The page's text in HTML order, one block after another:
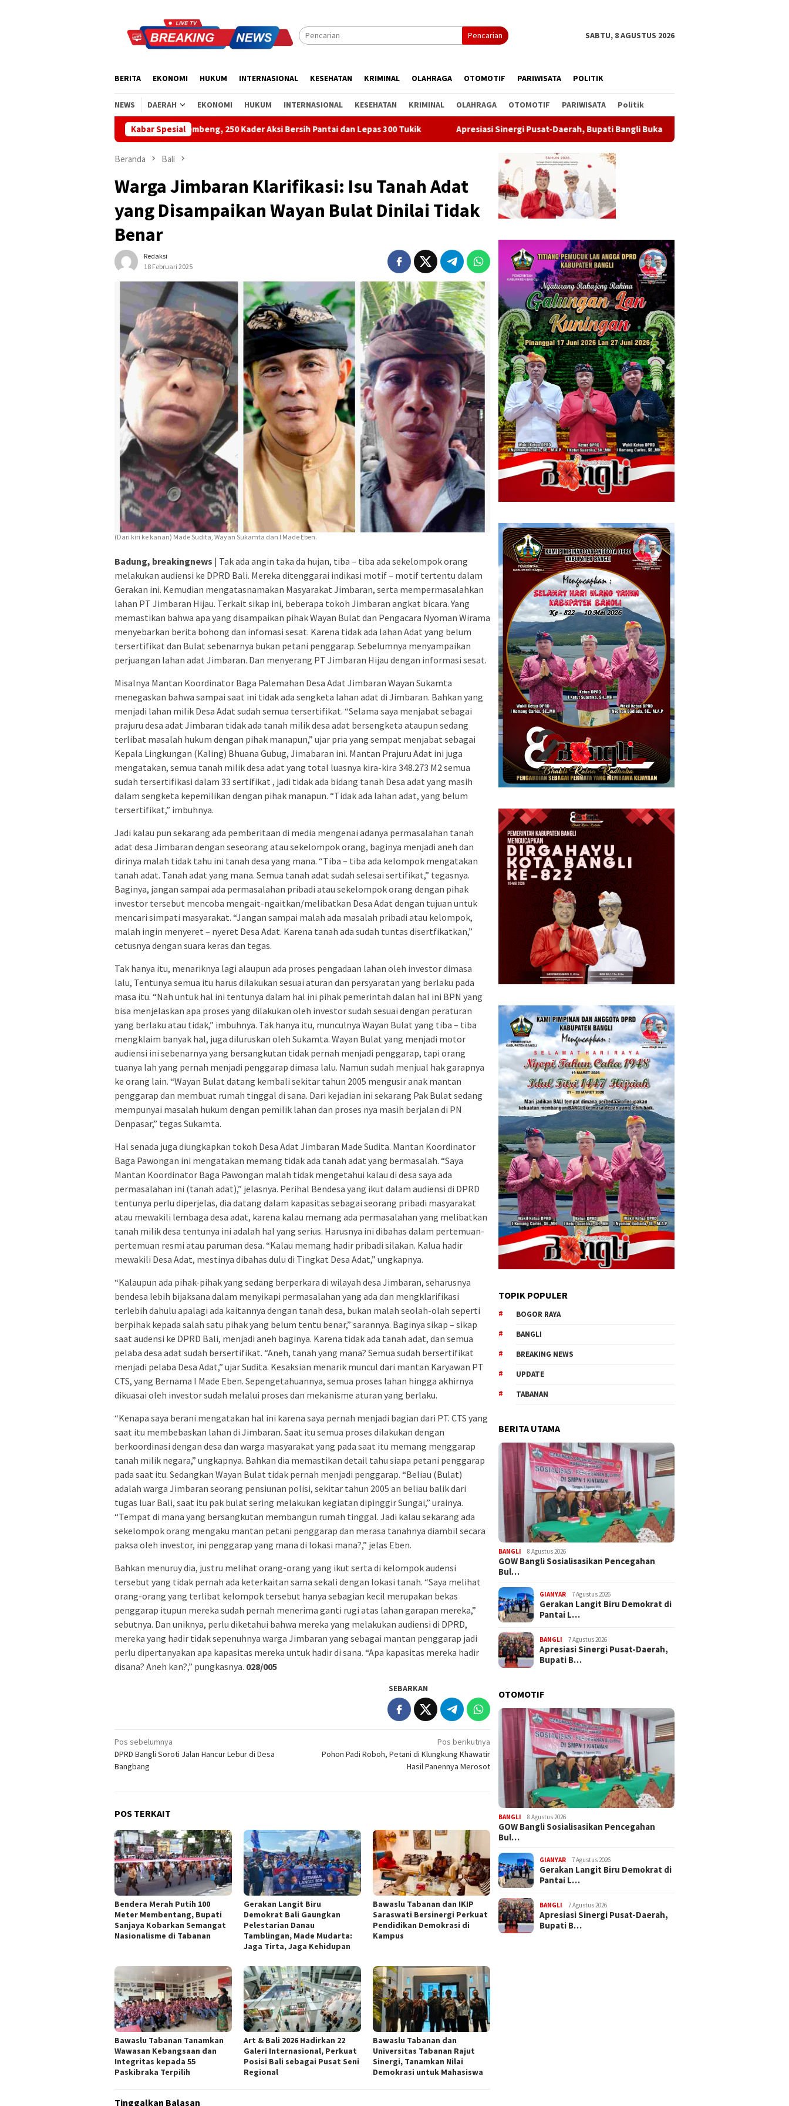
Pencarian SABTU, 8 AGUSTUS 2026
BERITA EKONOMI HUKUM INTERNASIONAL KESEHATAN KRIMINAL OLAHRAGA OTOMOTIF PARIWISATA POLITIK
NEWS DAERAH EKONOMI HUKUM INTERNASIONAL KESEHATAN KRIMINAL OLAHRAGA OTOMOTIF PARIWISATA Politik
Kabar Spesial
Demokrat di Pantai Lembeng, 250 Kader Aksi Bersih Pantai dan Lepas 300 Tukik Apresiasi Sinergi Pusat-Daerah, Bupati Bangli Buka Sosialisasi RUU Satu Data Indonesia
Beranda Bali
Warga Jimbaran Klarifikasi: Isu Tanah Adat
yang Disampaikan Wayan Bulat Dinilai Tidak
Benar
Redaksi
18 Februari 2025
(Dari kiri ke kanan) Made Sudita, Wayan Sukamta dan I Made Eben.
Badung, breakingnews | Tak ada angin taka da hujan, tiba – tiba ada sekelompok orang
melakukan audiensi ke DPRD Bali. Mereka ditenggarai indikasi motif – motif tertentu dalam
Gerakan ini. Kemudian mengatasnamakan Masyarakat Jimbaran, serta mempermasalahkan
lahan PT Jimbaran Hijau. Terkait sikap ini, beberapa tokoh Jimbaran angkat bicara. Yang
memastikan bahwa apa yang disampaikan pihak Wayan Bulat dan Pengacara Nyoman Wirama
menyebarkan berita bohong dan infomasi sesat. Karena tidak ada lahan Adat yang belum
tersertifikat dan Bulat sebenarnya bukan petani penggarap. Sebelumnya menyampaikan
perjuangan lahan adat Jimbaran. Dan menyerang PT Jimbaran Hijau dengan informasi sesat.
Misalnya Mantan Koordinator Baga Palemahan Desa Adat Jimbaran Wayan Sukamta
menegaskan bahwa sampai saat ini tidak ada sengketa lahan adat di Jimbaran. Bahkan yang
menjadi lahan milik Desa Adat sudah semua tersertifikat. “Selama saya menjabat sebagai
prajuru desa adat Jimbaran tidak ada tanah milik desa adat bersengketa ataupun sedang
terlibat masalah hukum dengan pihak manapun,” ujar pria yang sempat menjabat sebagai
Kepala Lingkungan (Kaling) Bhuana Gubug, Jimabaran ini. Mantan Prajuru Adat ini juga
mengatakan, semua tanah milik desa adat yang total luasnya kira-kira 348.273 M2 semua
sudah tersertifikasi dalam 33 sertifikat , jadi tidak ada bidang tanah Desa adat yang masih
dalam sengketa kepemilikan dengan pihak manapun. “Tidak ada lahan adat, yang belum
tersertifikat,” imbuhnya.
Jadi kalau pun sekarang ada pemberitaan di media mengenai adanya permasalahan tanah
adat desa Jimbaran dengan seseorang atau sekelompok orang, baginya menjadi aneh dan
dirinya malah tidak tahu ini tanah desa yang mana. “Tiba – tiba ada kelompok mengatakan
tanah adat. Tanah adat yang mana. Semua tanah adat sudah selesai sertifikat,” tegasnya.
Baginya, jangan sampai ada permasalahan pribadi atau sekelompok orang dengan pihak
investor tersebut mencoba mengait-ngaitkan/melibatkan Desa Adat dengan tujuan untuk
mencari simpati masyarakat. “Jangan sampai malah ada masalah pribadi atau kelompok,
malah ingin menyeret – nyeret Desa Adat. Karena tanah ada sudah tuntas disertfikatkan,”
cetusnya dengan suara keras dan tegas.
Tak hanya itu, menariknya lagi alaupun ada proses pengadaan lahan oleh investor dimasa
lalu, Tentunya semua itu harus dilakukan sesuai aturan dan persyaratan yang berlaku pada
masa itu. “Nah untuk hal ini tentunya dalam hal ini pihak pemerintah dalan hal ini BPN yang
bisa menjelaskan apa proses yang dilakukan oleh investor sudah sesuai dengan peraturan
yang berlaku atau tidak,” imbuhnya. Tak hanya itu, munculnya Wayan Bulat yang tiba – tiba
mengklaim banyak hal, juga diluruskan oleh Sukamta. Wayan Bulat yang menjadi motor
audiensi ini sebenarnya yang bersangkutan tidak pernah menjadi penggarap, tapi orang
tuanya lah yang pernah menjadi penggarap dimasa lalu. Namun sudah menjual hak garapnya
ke orang lain. “Wayan Bulat datang kembali sekitar tahun 2005 mengusir anak mantan
penggarap dan membuat rumah tinggal di sana. Dari kejadian ini sekarang Pak Bulat sedang
mempunyai masalah hukum dengan pemilik lahan dan proses nya masih berjalan di PN
Denpasar,” tegas Sukamta.
Hal senada juga diungkapkan tokoh Desa Adat Jimbaran Made Sudita. Mantan Koordinator
Baga Pawongan ini mengatakan memang tidak ada tanah adat yang bermasalah. “Saya
Mantan Koordinator Baga Pawongan malah tidak mengetahui kalau di desa saya ada
permasalahan ini (tanah adat),” jelasnya. Perihal Bendesa yang ikut dalam audiensi di DPRD
tentunya perlu diperjelas, dia datang dalam kapasitas sebagai seorang pribadi masyarakat
atau mewakili lembaga desa adat, karena kalau memang ada permasalahan yang melibatkan
tanah milik desa tentunya ini adalah hal yang serius. Harusnya ini dibahas dalam pertemuan-
pertemuan resmi atau paruman desa. “Kalau memang hadir pribadi silakan. Kalua hadir
mewakili Desa Adat, mestinya dibahas dulu di Tingkat Desa Adat,” ungkapnya.
“Kalaupun ada pihak-pihak yang sedang berperkara di wilayah desa Jimbaran, seharusnya
bendesa lebih bijaksana dalam menyikapi permasalahan yang ada dan mengklarifikasi
terlebih dahulu apalagi ada kaitannya dengan tanah desa, bukan malah seolah-olah seperti
berpihak kepada salah satu pihak yang belum tentu benar,” sarannya. Baginya sikap – sikap
saat audensi ke DPRD Bali, menjadi aneh baginya. Karena tidak ada tanah adat, dan semua
pelaba desa adat sudah bersertifikat. “Aneh, tanah yang mana? Semua sudah bersertifikat
menjadi pelaba Desa Adat,” ujar Sudita. Kesaksian menarik muncul dari mantan Karyawan PT
CTS, yang Bernama I Made Eben. Sepengetahuannya, semua proses lahan hingga akhirnya
dikuasai oleh investor sudah melalui proses dan mekanisme aturan yang berlaku.
“Kenapa saya berani mengatakan hal ini karena saya pernah menjadi bagian dari PT. CTS yang
saat itu membebaskan lahan di Jimbaran. Saat itu semua proses dilakukan dengan
berkoordinasi dengan desa dan warga masyarakat yang pada saat itu memang menggarap
tanah milik negara,” ungkapnya. Bahkan dia memastikan detail tahu siapa petani penggarap
pada saat itu. Sedangkan Wayan Bulat tidak pernah menjadi penggarap. “Beliau (Bulat)
adalah warga Jimbaran seorang pensiunan polisi, sekitar tahun 2005 an beliau balik dari
tugas luar Bali, saat itu pak bulat sering melakukan kegiatan dipinggir Sungai,” urainya.
“Tempat di mana yang bersangkutan membangun rumah tinggal. Jadi kalau sekarang ada
sekelompok orang mengaku mantan petani penggarap dan merasa tanahnya diambil secara
paksa oleh investor, ini penggarap yang mana di lokasi mana?,” jelas Eben.
Bahkan menuruy dia, justru melihat orang-orang yang ikut serta di kelompok audensi
tersebut yang tidak pernah ada keterkaitan sama sekali dengan lokasi tanah. “Saya melihat
orang-orang yang terlibat kelompok tersebut hanya sebagian kecil merupakan bekas
penggarap itupun mereka sudah pernah menerima ganti rugi atas lahan garapan mereka,”
sebutnya. Dan uniknya, perlu diketahui bahwa mereka yang melakukan audiensi di DPRD,
mereka yang hadir tidak sepenuhnya warga Jimbaran yang sebagai mantan penggarap jadi
perlu dipertanyakan apa kapasitas mereka untuk hadir di sana. “Apa kapasitas mereka hadir
disana? Aneh kan?,” pungkasnya. 028/005
SEBARKAN
Navigasi
pos
Pos sebelumnya
DPRD Bangli Soroti Jalan Hancur Lebur di Desa
Bangbang
Pos berikutnya
Pohon Padi Roboh, Petani di Klungkung Khawatir
Hasil Panennya Merosot
POS TERKAIT
Bendera Merah Putih 100
Meter Membentang, Bupati
Sanjaya Kobarkan Semangat
Nasionalisme di Tabanan
Gerakan Langit Biru
Demokrat Bali Gaungkan
Pelestarian Danau
Tamblingan, Made Mudarta:
Jaga Tirta, Jaga Kehidupan
Bawaslu Tabanan dan IKIP
Saraswati Bersinergi Perkuat
Pendidikan Demokrasi di
Kampus
Bawaslu Tabanan Tanamkan
Wawasan Kebangsaan dan
Integritas kepada 55
Paskibraka Terpilih
Art & Bali 2026 Hadirkan 22
Galeri Internasional, Perkuat
Posisi Bali sebagai Pusat Seni
Regional
Bawaslu Tabanan dan
Universitas Tabanan Rajut
Sinergi, Tanamkan Nilai
Demokrasi untuk Mahasiswa
Tinggalkan Balasan
TOPIK POPULER
BOGOR RAYA
BANGLI
BREAKING NEWS
UPDATE
TABANAN
BERITA UTAMA
BANGLI 8 Agustus 2026
GOW Bangli Sosialisasikan Pencegahan
Bul…
GIANYAR 7 Agustus 2026
Gerakan Langit Biru Demokrat di
Pantai L…
BANGLI 7 Agustus 2026
Apresiasi Sinergi Pusat-Daerah,
Bupati B…
OTOMOTIF
BANGLI 8 Agustus 2026
GOW Bangli Sosialisasikan Pencegahan
Bul…
GIANYAR 7 Agustus 2026
Gerakan Langit Biru Demokrat di
Pantai L…
BANGLI 7 Agustus 2026
Apresiasi Sinergi Pusat-Daerah,
Bupati B…